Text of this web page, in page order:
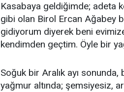
Kasabaya geldiğimde; adeta
gibi olan Birol Ercan Ağabey
gidiyorum diyerek beni
kendimden geçtim. Öyle bir
Soğuk bir Aralık ayı sonunda,
yağmur altında; şemsiyesiz,